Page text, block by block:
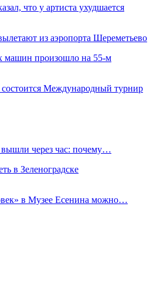
что у артиста ухудшается
из аэропорта Шереметьево
машин произошло на 55-м
Международный турнир
через час: почему…
в Зеленоградске
в Музее Есенина можно…